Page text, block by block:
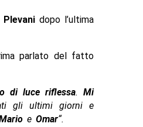
Plevanidopo l’ultima
parlato del fatto
di luce riflessa.Mi
gli ultimi giorni e
e Omar“.